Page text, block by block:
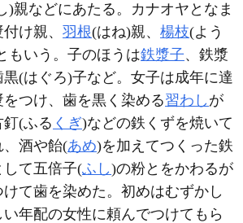
)親などにあたる。カナオヤとなま
け親、 羽根(はね)親、 楊枝(よう
もいう。子のほうは鉄漿子、鉄漿
(はぐろ)子など。女子は成年に達
をつけ、歯を黒く染める習わし が
(ふる くぎ)などの鉄くずを焼いて
、酒や飴(あめ)を加えてつくった鉄
して五倍子(ふし)の粉とをかわるが
て歯を染めた。初めはむずかし
い年配の女性に頼んでつけてもら